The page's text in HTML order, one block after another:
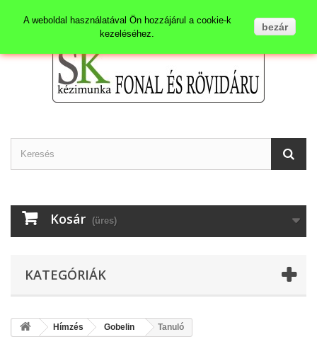
Kosár (üres)
KATEGÓRIÁK
Hímzés Gobelin Tanuló
A weboldal használatával Ön hozzájárul a cookie-k
kezeléséhez.
bezár